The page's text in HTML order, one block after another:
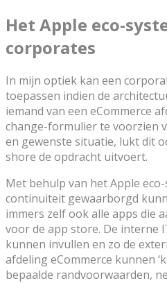
Het Apple eco-
corporates
In mijn optiek kan een
toepassen indien de
iemand van een eCommerce
change-formulier te voorzien
en gewenste situatie, lukt dit
shore de opdracht uitvoert.
Met behulp van het Apple
continuiteit gewaarborgd
immers zelf ook alle apps die
voor de app store. De interne
kunnen invullen en zo de
afdeling eCommerce kunnen
bepaalde randvoorwaarden,